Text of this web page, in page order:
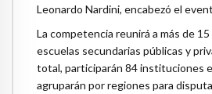
Leonardo Nardini, encabezó el
La competencia reunirá a más de
escuelas secundarias públicas y
total, participarán 84 instituciones
agruparán por regiones para